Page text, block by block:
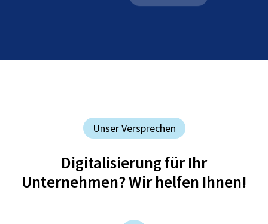
Unser Versprechen
Digitalisierung für Ihr
Unternehmen? Wir helfen Ihnen!